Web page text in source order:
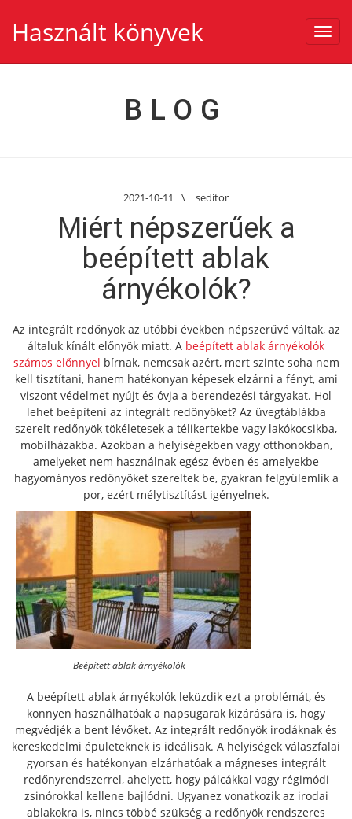
Használt könyvek
BLOG
2021-10-11 \ seditor
Miért népszerűek a
beépített ablak
árnyékolók?
Az integrált redőnyök az utóbbi években népszerűvé váltak, az
általuk kínált előnyök miatt. A beépített ablak árnyékolók
számos előnnyel bírnak, nemcsak azért, mert szinte soha nem
kell tisztítani, hanem hatékonyan képesek elzárni a fényt, ami
viszont védelmet nyújt és óvja a berendezési tárgyakat. Hol
lehet beépíteni az integrált redőnyöket? Az üvegtáblákba
szerelt redőnyök tökéletesek a télikertekbe vagy lakókocsikba,
mobilházakba. Azokban a helyiségekben vagy otthonokban,
amelyeket nem használnak egész évben és amelyekbe
hagyományos redőnyöket szereltek be, gyakran felgyülemlik a
por, ezért mélytisztítást igényelnek.
Beépített ablak árnyékolók
A beépített ablak árnyékolók leküzdik ezt a problémát, és
könnyen használhatóak a napsugarak kizárására is, hogy
megvédjék a bent lévőket. Az integrált redőnyök irodáknak és
kereskedelmi épületeknek is ideálisak. A helyiségek válaszfalai
gyorsan és hatékonyan elzárhatóak a mágneses integrált
redőnyrendszerrel, ahelyett, hogy pálcákkal vagy régimódi
zsinórokkal kellene bajlódni. Ugyanez vonatkozik az irodai
ablakokra is, nincs többé szükség a redőnyök rendszeres